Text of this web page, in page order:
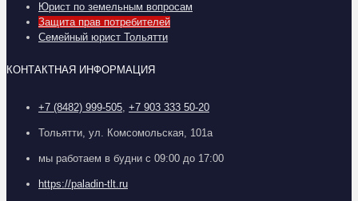
Юрист по земельным вопросам
Защита прав потребителей
Семейный юрист Тольятти
КОНТАКТНАЯ ИНФОРМАЦИЯ
+7 (8482) 999-505 +7 903 333 50-20
Тольятти, ул. Комсомольская, 101а
мы работаем в будни с 09:00 до 17:00
https://paladin-tlt.ru